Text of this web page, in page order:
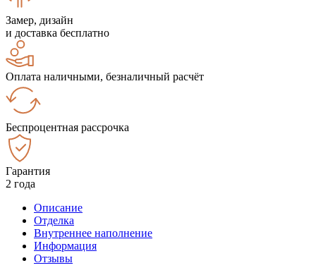
Замер, дизайн
и доставка бесплатно
Оплата наличными, безналичный расчёт
Беспроцентная рассрочка
Гарантия
2 года
Описание
Отделка
Внутреннее наполнение
Информация
Отзывы